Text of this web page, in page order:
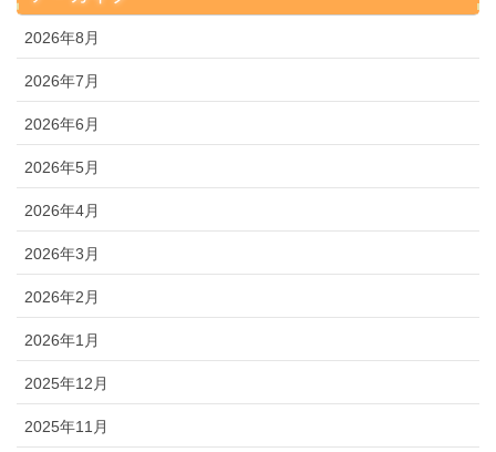
2026年8月
2026年7月
2026年6月
2026年5月
2026年4月
2026年3月
2026年2月
2026年1月
2025年12月
2025年11月